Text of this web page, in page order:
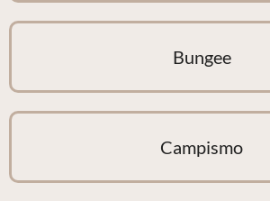
Bungee
Campismo